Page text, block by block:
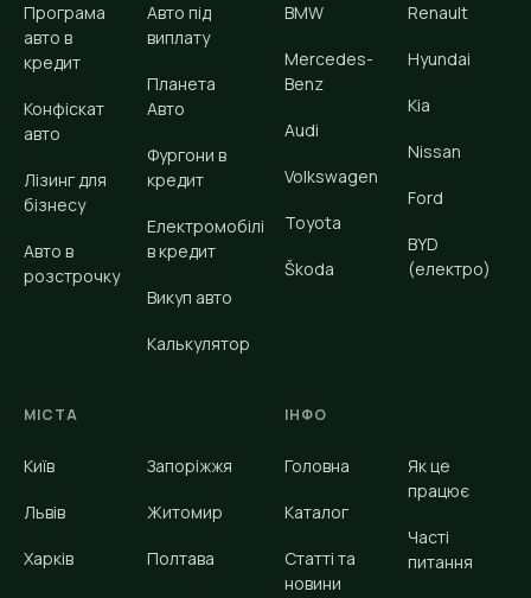
Програма
авто в
кредит
Конфіскат
авто
Лізинг для
бізнесу
Авто в
розстрочку
Авто під
виплату
Планета
Авто
Фургони в
кредит
Електромобілі
в кредит
Викуп авто
Калькулятор
BMW
Mercedes-
Benz
Audi
Volkswagen
Toyota
Škoda
Renault
Hyundai
Kia
Nissan
Ford
BYD
(електро)
МІСТА
Київ
Львів
Харків
Запоріжжя
Житомир
Полтава
ІНФО
Головна
Каталог
Статті та
новини
Як це
працює
Часті
питання